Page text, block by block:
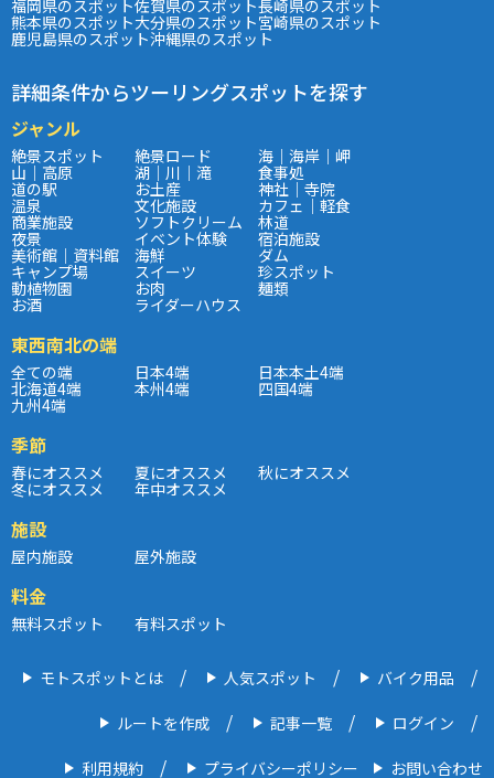
福岡県のスポット佐賀県のスポット長崎県のスポット
熊本県のスポット大分県のスポット宮崎県のスポット
鹿児島県のスポット沖縄県のスポット
詳細条件からツーリングスポットを探す
ジャンル
絶景スポット 絶景ロード 海｜海岸｜岬
山｜高原 湖｜川｜滝 食事処
道の駅 お土産 神社｜寺院
温泉 文化施設 カフェ｜軽食
商業施設 ソフトクリーム 林道
夜景 イベント体験 宿泊施設
美術館｜資料館 海鮮 ダム
キャンプ場 スイーツ 珍スポット
動植物園 お肉 麺類
お酒 ライダーハウス
東西南北の端
全ての端 日本4端 日本本土4端
北海道4端 本州4端 四国4端
九州4端
季節
春にオススメ 夏にオススメ 秋にオススメ
冬にオススメ 年中オススメ
施設
屋内施設 屋外施設
料金
無料スポット 有料スポット
モトスポットとは 人気スポット バイク用品
ルートを作成 記事一覧 ログイン
利用規約 プライバシーポリシー お問い合わせ